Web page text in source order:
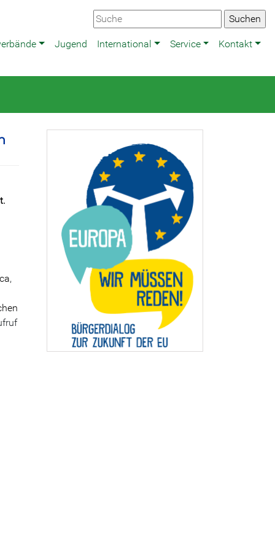
Jugend International Service Kontakt
,